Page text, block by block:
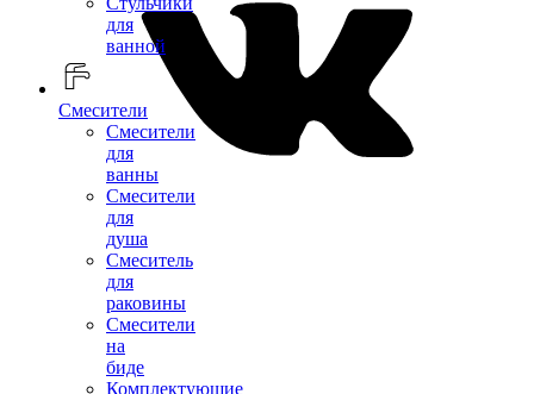
для
ванной
Смесители
Смесители
для
ванны
Смесители
для
душа
Смеситель
для
раковины
Смесители
на
биде
Комплектующие